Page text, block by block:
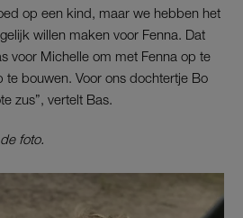
op een kind, maar we hebben het
willen maken voor Fenna. Dat
voor Michelle om met Fenna op te
te bouwen. Voor ons dochtertje Bo
zus”, vertelt Bas.
foto.